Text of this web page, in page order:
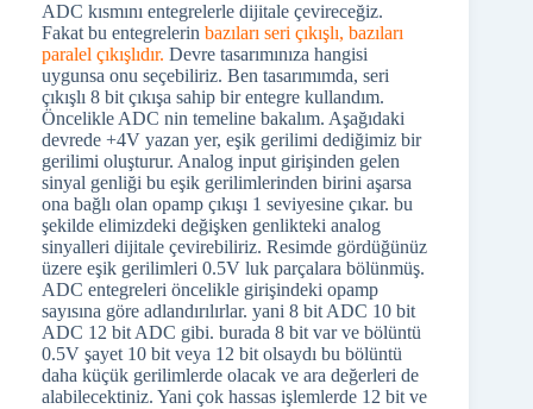
ADC kısmını entegrelerle dijitale çevireceğiz.
Fakat bu entegrelerin bazıları seri çıkışlı, bazıları
paralel çıkışlıdır. Devre tasarımınıza hangisi
uygunsa onu seçebiliriz. Ben tasarımımda, seri
çıkışlı 8 bit çıkışa sahip bir entegre kullandım.
Öncelikle ADC nin temeline bakalım. Aşağıdaki
devrede +4V yazan yer, eşik gerilimi dediğimiz bir
gerilimi oluşturur. Analog input girişinden gelen
sinyal genliği bu eşik gerilimlerinden birini aşarsa
ona bağlı olan opamp çıkışı 1 seviyesine çıkar. bu
şekilde elimizdeki değişken genlikteki analog
sinyalleri dijitale çevirebiliriz. Resimde gördüğünüz
üzere eşik gerilimleri 0.5V luk parçalara bölünmüş.
ADC entegreleri öncelikle girişindeki opamp
sayısına göre adlandırılırlar. yani 8 bit ADC 10 bit
ADC 12 bit ADC gibi. burada 8 bit var ve bölüntü
0.5V şayet 10 bit veya 12 bit olsaydı bu bölüntü
daha küçük gerilimlerde olacak ve ara değerleri de
alabilecektiniz. Yani çok hassas işlemlerde 12 bit ve